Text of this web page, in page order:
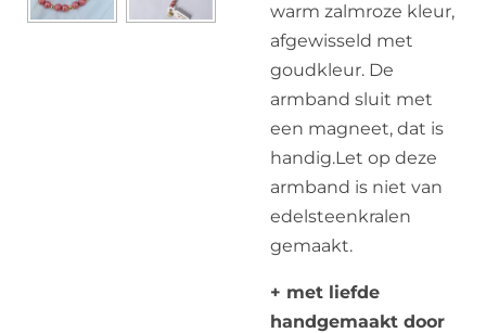
warm zalmroze kleur,
afgewisseld met
goudkleur. De
armband sluit met
een magneet, dat is
handig.Let op deze
armband is niet van
edelsteenkralen
gemaakt.
+ met liefde
handgemaakt door